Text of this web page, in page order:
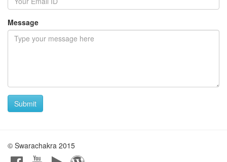
Message
Submit
© Swarachakra 2015